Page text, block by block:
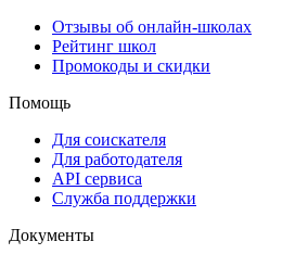
Отзывы об онлайн-школах
Рейтинг школ
Промокоды и скидки
Помощь
Для соискателя
Для работодателя
API сервиса
Служба поддержки
Документы